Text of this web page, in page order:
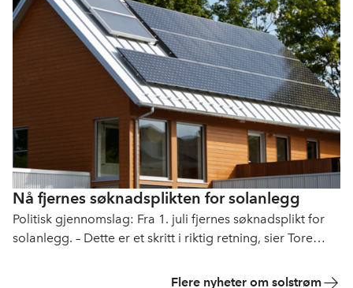
Nå fjernes søknadsplikten for solanlegg
Politisk gjennomslag: Fra 1. juli fjernes søknadsplikt for
solanlegg. – Dette er et skritt i riktig retning, sier Tore
Flere nyheter om solstrøm